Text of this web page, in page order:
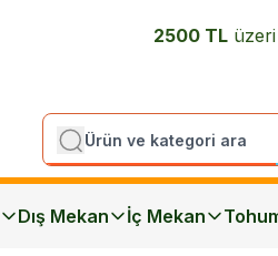
2500 TL üzeri
Dış Mekan İç Mekan